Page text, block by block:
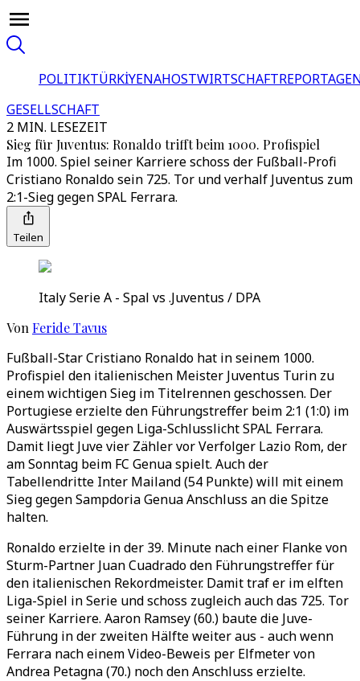
POLITIKTÜRKİYENAHOSTWIRTSCHAFT
GESELLSCHAFT
2 MIN. LESEZEIT
Sieg für Juventus: Ronaldo trifft beim 1000. Profispiel
Im 1000. Spiel seiner Karriere schoss der Fußball-Profi
Cristiano Ronaldo sein 725. Tor und verhalf Juventus zum
2:1-Sieg gegen SPAL Ferrara.
Teilen
Italy Serie A - Spal vs .Juventus / DPA
Von Feride Tavus
Fußball-Star Cristiano Ronaldo hat in seinem 1000.
Profispiel den italienischen Meister Juventus Turin zu
einem wichtigen Sieg im Titelrennen geschossen. Der
Portugiese erzielte den Führungstreffer beim 2:1 (1:0) im
Auswärtsspiel gegen Liga-Schlusslicht SPAL Ferrara.
Damit liegt Juve vier Zähler vor Verfolger Lazio Rom, der
am Sonntag beim FC Genua spielt. Auch der
Tabellendritte Inter Mailand (54 Punkte) will mit einem
Sieg gegen Sampdoria Genua Anschluss an die Spitze
halten.
Ronaldo erzielte in der 39. Minute nach einer Flanke von
Sturm-Partner Juan Cuadrado den Führungstreffer für
den italienischen Rekordmeister. Damit traf er im elften
Liga-Spiel in Serie und schoss zugleich auch das 725. Tor
seiner Karriere. Aaron Ramsey (60.) baute die Juve-
Führung in der zweiten Hälfte weiter aus - auch wenn
Ferrara nach einem Video-Beweis per Elfmeter von
Andrea Petagna (70.) noch den Anschluss erzielte.